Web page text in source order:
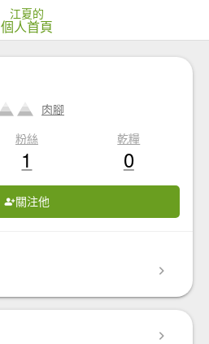
江夏的
個人首頁
肉腳
粉絲
1
乾糧
0
關注他